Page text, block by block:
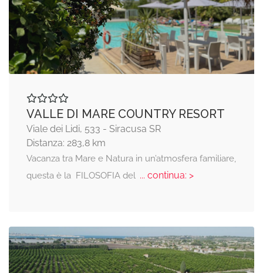
VALLE DI MARE COUNTRY RESORT
Viale dei Lidi, 533 - Siracusa SR
Distanza: 283,8 km
Vacanza tra Mare e Natura in un’atmosfera familiare,
questa è la FILOSOFIA del... continua: >